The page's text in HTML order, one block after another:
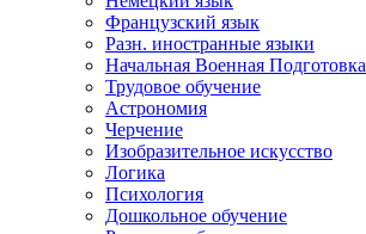
Французский язык
Разн. иностранные языки
Начальная Военная Подготовка
Трудовое обучение
Астрономия
Черчение
Изобразительное искусство
Логика
Психология
Дошкольное обучение